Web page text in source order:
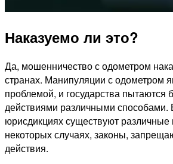
Наказуемо ли это?
Да, мошенничество с одометром
странах. Манипуляции с одометром
проблемой, и государства пытаются
действиями различными способами.
юрисдикциях существуют различные
некоторых случаях, законы,
действия.